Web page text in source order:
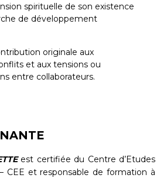
spirituelle de son existence
de développement
originale aux
et aux tensions ou
entre collaborateurs.
est certifiée du Centre d’Etudes
CEE et responsable de formation à